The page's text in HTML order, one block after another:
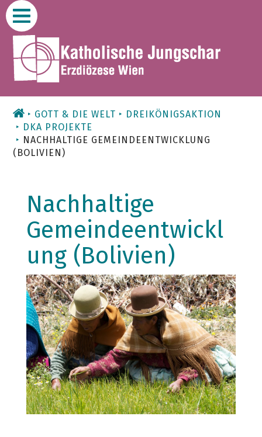
Zum
Inhalt
GOTT & DIE WELT
DREIKÖNIGSAKTION
DKA PROJEKTE
NACHHALTIGE GEMEINDEENTWICKLUNG
(BOLIVIEN)
Nachhaltige
Gemeindeentwickl
ung (Bolivien)